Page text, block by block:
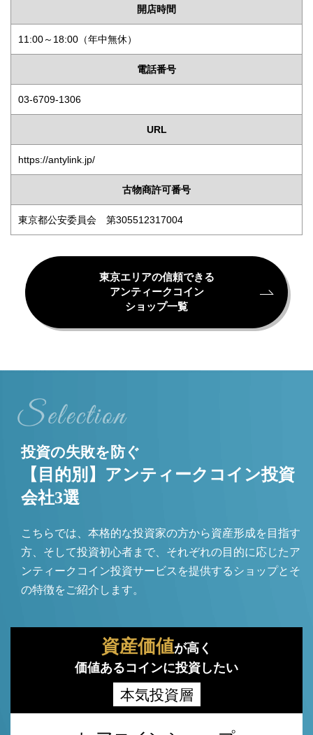
開店時間
11:00～18:00（年中無休）
電話番号
03-6709-1306
URL
https://antylink.jp/
古物商許可番号
東京都公安委員会 第305512317004
東京エリアの信頼できる
アンティークコイン
ショップ一覧
投資の失敗を防ぐ
【目的別】アンティークコイン投資
会社3選
こちらでは、本格的な投資家の方から資産形成を目指す
方、そして投資初心者まで、それぞれの目的に応じたア
ンティークコイン投資サービスを提供するショップとそ
の特徴をご紹介します。
資産価値が高く
価値あるコインに投資したい
本気投資層